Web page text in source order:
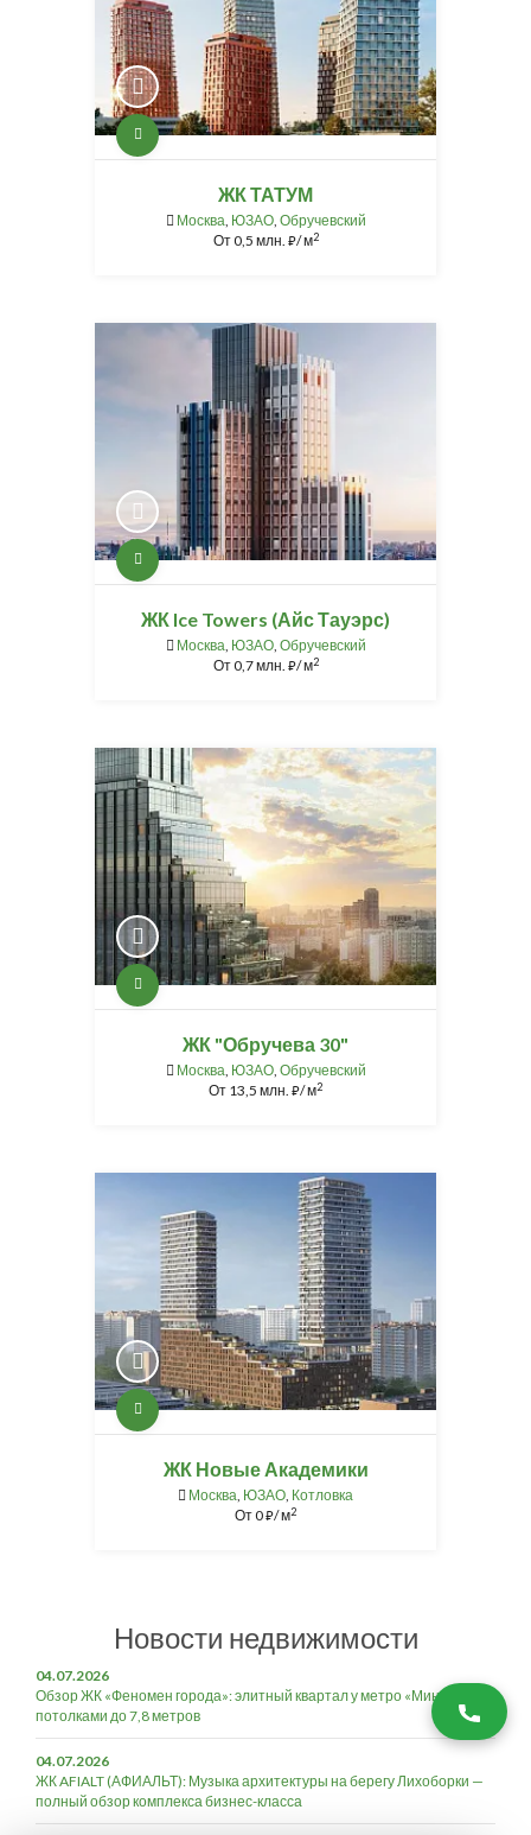
ЖК ТАТУМ
Москва, ЮЗАО, Обручевский
От0,5 млн. ⃏/ м2
ЖК Ice Towers (Айс Тауэрс)
Москва, ЮЗАО, Обручевский
От0,7 млн. ⃏/ м2
ЖК "Обручева 30"
Москва, ЮЗАО, Обручевский
От 13,5 млн. ⃏/ м2
ЖК Новые Академики
Москва, ЮЗАО, Котловка
От0⃏/ м2
Новости недвижимости
04.07.2026
Обзор ЖК «Феномен города»: элитный квартал у метро «Минская» с
потолками до 7,8 метров
04.07.2026
ЖК AFIALT (АФИАЛЬТ): Музыка архитектуры на берегу Лихоборки —
полный обзор комплекса бизнес-класса